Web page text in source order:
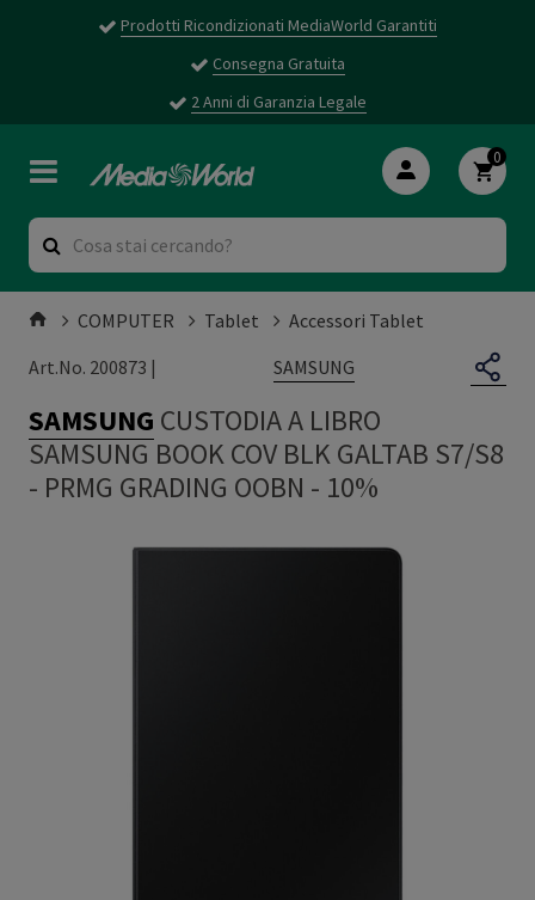
Prodotti Ricondizionati MediaWorld Garantiti
Consegna Gratuita
2 Anni di Garanzia Legale
0
COMPUTER Tablet
Accessori Tablet
Art.No. 200873 |
SAMSUNG
SAMSUNG CUSTODIA A LIBRO
SAMSUNG BOOK COV BLK GALTAB S7/S8
- PRMG GRADING OOBN - 10%